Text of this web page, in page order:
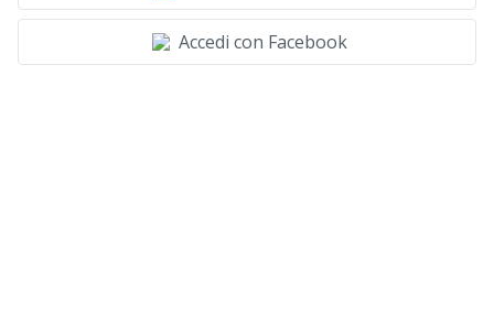
Accedi con Facebook